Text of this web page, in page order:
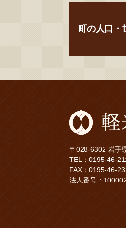
町の人口・
〒028-6302 岩手
TEL： 0195-46-
FAX：0195-46-
法人番号：